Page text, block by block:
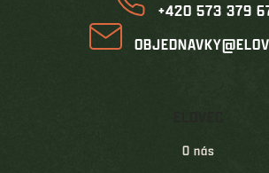
+420 573 379
O nás